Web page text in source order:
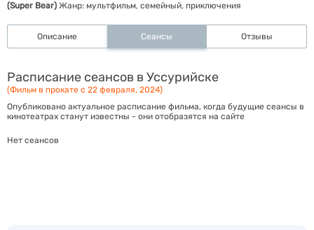
(Super Bear) Жанр: мультфильм, семейный, приключения
Описание Сеансы Отзывы
Расписание сеансов в Уссурийске
(Фильм в прокате с 22 февраля, 2024)
Опубликовано актуальное расписание фильма, когда будущие сеансы в
кинотеатрах станут известны - они отобразятся на сайте
Нет сеансов